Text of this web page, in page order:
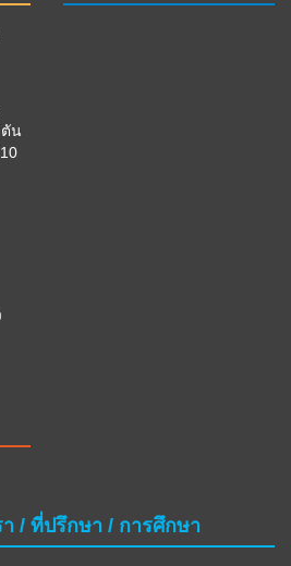
ตัน
า / ที่ปรึกษา / การศึกษา